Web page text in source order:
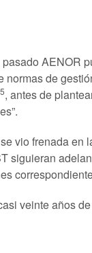
AENOR
de
5, antes de
vio frenada en
siguieran
veinte años